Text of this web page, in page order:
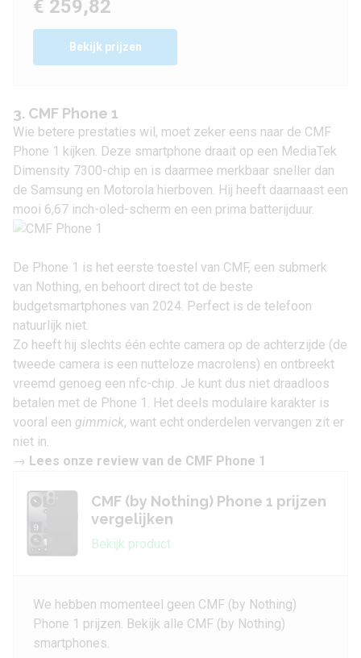
€ 259,82
Bekijk prijzen
3. CMF Phone 1
Wie betere prestaties wil, moet zeker eens naar de CMF
Phone 1 kijken. Deze smartphone draait op een MediaTek
Dimensity 7300-chip en is daarmee merkbaar sneller dan
de Samsung en Motorola hierboven. Hij heeft daarnaast een
mooi 6,67 inch-oled-scherm en een prima batterijduur.
De Phone 1 is het eerste toestel van CMF, een submerk
van Nothing, en behoort direct tot de beste
budgetsmartphones van 2024. Perfect is de telefoon
natuurlijk niet.
Zo heeft hij slechts één echte camera op de achterzijde (de
tweede camera is een nutteloze macrolens) en ontbreekt
vreemd genoeg een nfc-chip. Je kunt dus niet draadloos
betalen met de Phone 1. Het deels modulaire karakter is
vooral een gimmick, want echt onderdelen vervangen zit er
niet in.
→ Lees onze review van de CMF Phone 1
CMF (by Nothing) Phone 1 prijzen
vergelijken
Bekijk product
We hebben momenteel geen CMF (by Nothing)
Phone 1 prijzen. Bekijk alle CMF (by Nothing)
smartphones.